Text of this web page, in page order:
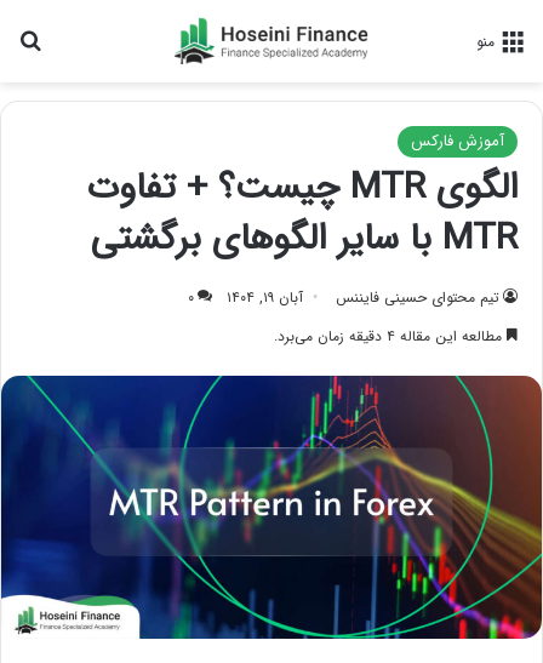
منو
آموزش فارکس
الگوی MTR چیست؟ + تفاوت
MTR با سایر الگوهای برگشتی
تیم محتوای حسینی‌ فایننس آبان ۱۹, ۱۴۰۴
۰
مطالعه این مقاله ۴ دقیقه زمان می‌برد.